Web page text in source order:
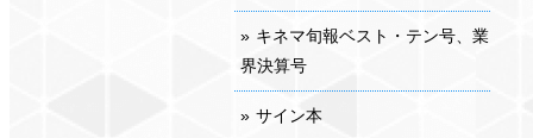
キネマ旬報ベスト・テン号、業
界決算号
サイン本